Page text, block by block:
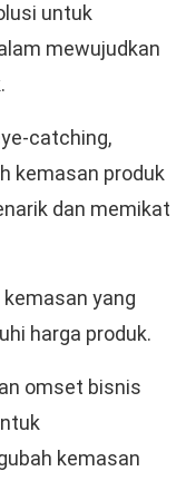
untuk
mewujudkan
catching,
kemasan produk
dan memikat
yang
harga produk.
omset bisnis
kemasan